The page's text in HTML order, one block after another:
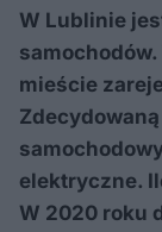
W Lublinie
mieście
elektryczne.
W 2020 roku